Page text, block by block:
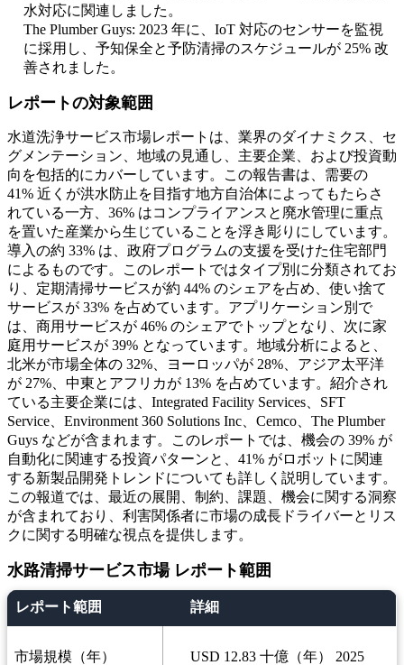
水対応に関連しました。
The Plumber Guys: 2023 年に、IoT 対応のセンサーを監視
に採用し、予知保全と予防清掃のスケジュールが 25% 改
善されました。
レポートの対象範囲
水道洗浄サービス市場レポートは、業界のダイナミクス、セ
グメンテーション、地域の見通し、主要企業、および投資動
向を包括的にカバーしています。この報告書は、需要の
41% 近くが洪水防止を目指す地方自治体によってもたらさ
れている一方、36% はコンプライアンスと廃水管理に重点
を置いた産業から生じていることを浮き彫りにしています。
導入の約 33% は、政府プログラムの支援を受けた住宅部門
によるものです。このレポートではタイプ別に分類されてお
り、定期清掃サービスが約 44% のシェアを占め、使い捨て
サービスが 33% を占めています。アプリケーション別で
は、商用サービスが 46% のシェアでトップとなり、次に家
庭用サービスが 39% となっています。地域分析によると、
北米が市場全体の 32%、ヨーロッパが 28%、アジア太平洋
が 27%、中東とアフリカが 13% を占めています。紹介され
ている主要企業には、Integrated Facility Services、SFT
Service、Environment 360 Solutions Inc、Cemco、The Plumber
Guys などが含まれます。このレポートでは、機会の 39% が
自動化に関連する投資パターンと、41% がロボットに関連
する新製品開発トレンドについても詳しく説明しています。
この報道では、最近の展開、制約、課題、機会に関する洞察
が含まれており、利害関係者に市場の成長ドライバーとリス
クに関する明確な視点を提供します。
水路清掃サービス市場 レポート範囲
レポート範囲 詳細
市場規模（年） USD 12.83 十億（年） 2025